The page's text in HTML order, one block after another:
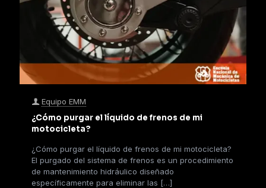
Equipo EMM
¿Cómo purgar el líquido de frenos de mi
motocicleta?
¿Cómo purgar el líquido de frenos de mi motocicleta?
El purgado del sistema de frenos es un procedimiento
de mantenimiento hidráulico diseñado
específicamente para eliminar las […]